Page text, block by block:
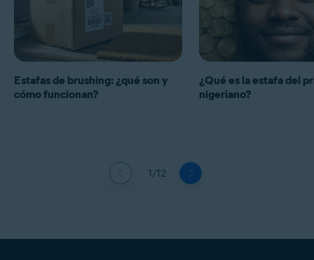
1/12
Estafas de brushing: ¿qué son y
cómo funcionan?
¿Qué es la estafa del
nigeriano?